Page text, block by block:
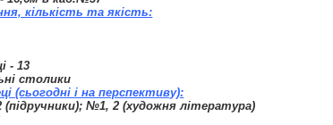
кількість та якість:
- 13
столики
(сьогодні і на перспективу):
№1, 2 (художня література)